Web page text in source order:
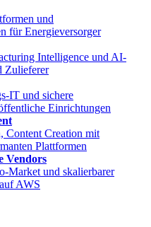
und
für Energieversorger
Intelligence und AI-
Zulieferer
IT und sichere
Einrichtungen
Content Creation mit
Plattformen
Vendors
Market und skalierbarer
AWS